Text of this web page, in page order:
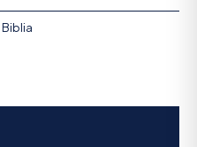
Biblia